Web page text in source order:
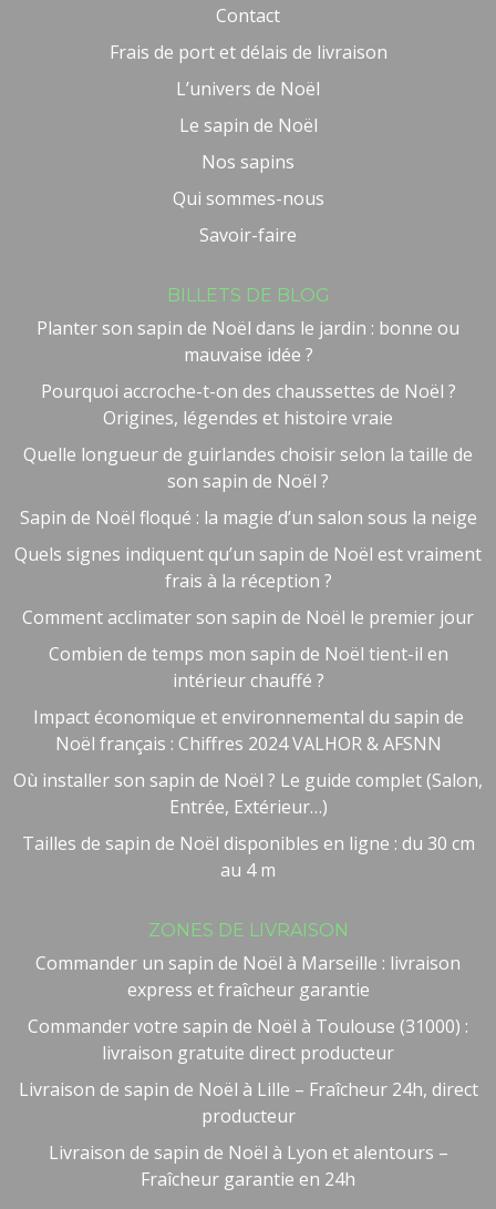
Contact
Frais de port et délais de livraison
L’univers de Noël
Le sapin de Noël
Nos sapins
Qui sommes-nous
Savoir-faire
BILLETS DE BLOG
Planter son sapin de Noël dans le jardin : bonne ou
mauvaise idée ?
Pourquoi accroche-t-on des chaussettes de Noël ?
Origines, légendes et histoire vraie
Quelle longueur de guirlandes choisir selon la taille de
son sapin de Noël ?
Sapin de Noël floqué : la magie d’un salon sous la neige
Quels signes indiquent qu’un sapin de Noël est vraiment
frais à la réception ?
Comment acclimater son sapin de Noël le premier jour
Combien de temps mon sapin de Noël tient-il en
intérieur chauffé ?
Impact économique et environnemental du sapin de
Noël français : Chiffres 2024 VALHOR & AFSNN
Où installer son sapin de Noël ? Le guide complet (Salon,
Entrée, Extérieur…)
Tailles de sapin de Noël disponibles en ligne : du 30 cm
au 4 m
ZONES DE LIVRAISON
Commander un sapin de Noël à Marseille : livraison
express et fraîcheur garantie
Commander votre sapin de Noël à Toulouse (31000) :
livraison gratuite direct producteur
Livraison de sapin de Noël à Lille – Fraîcheur 24h, direct
producteur
Livraison de sapin de Noël à Lyon et alentours –
Fraîcheur garantie en 24h
🤖 Bienvenue chez NOEL VERT